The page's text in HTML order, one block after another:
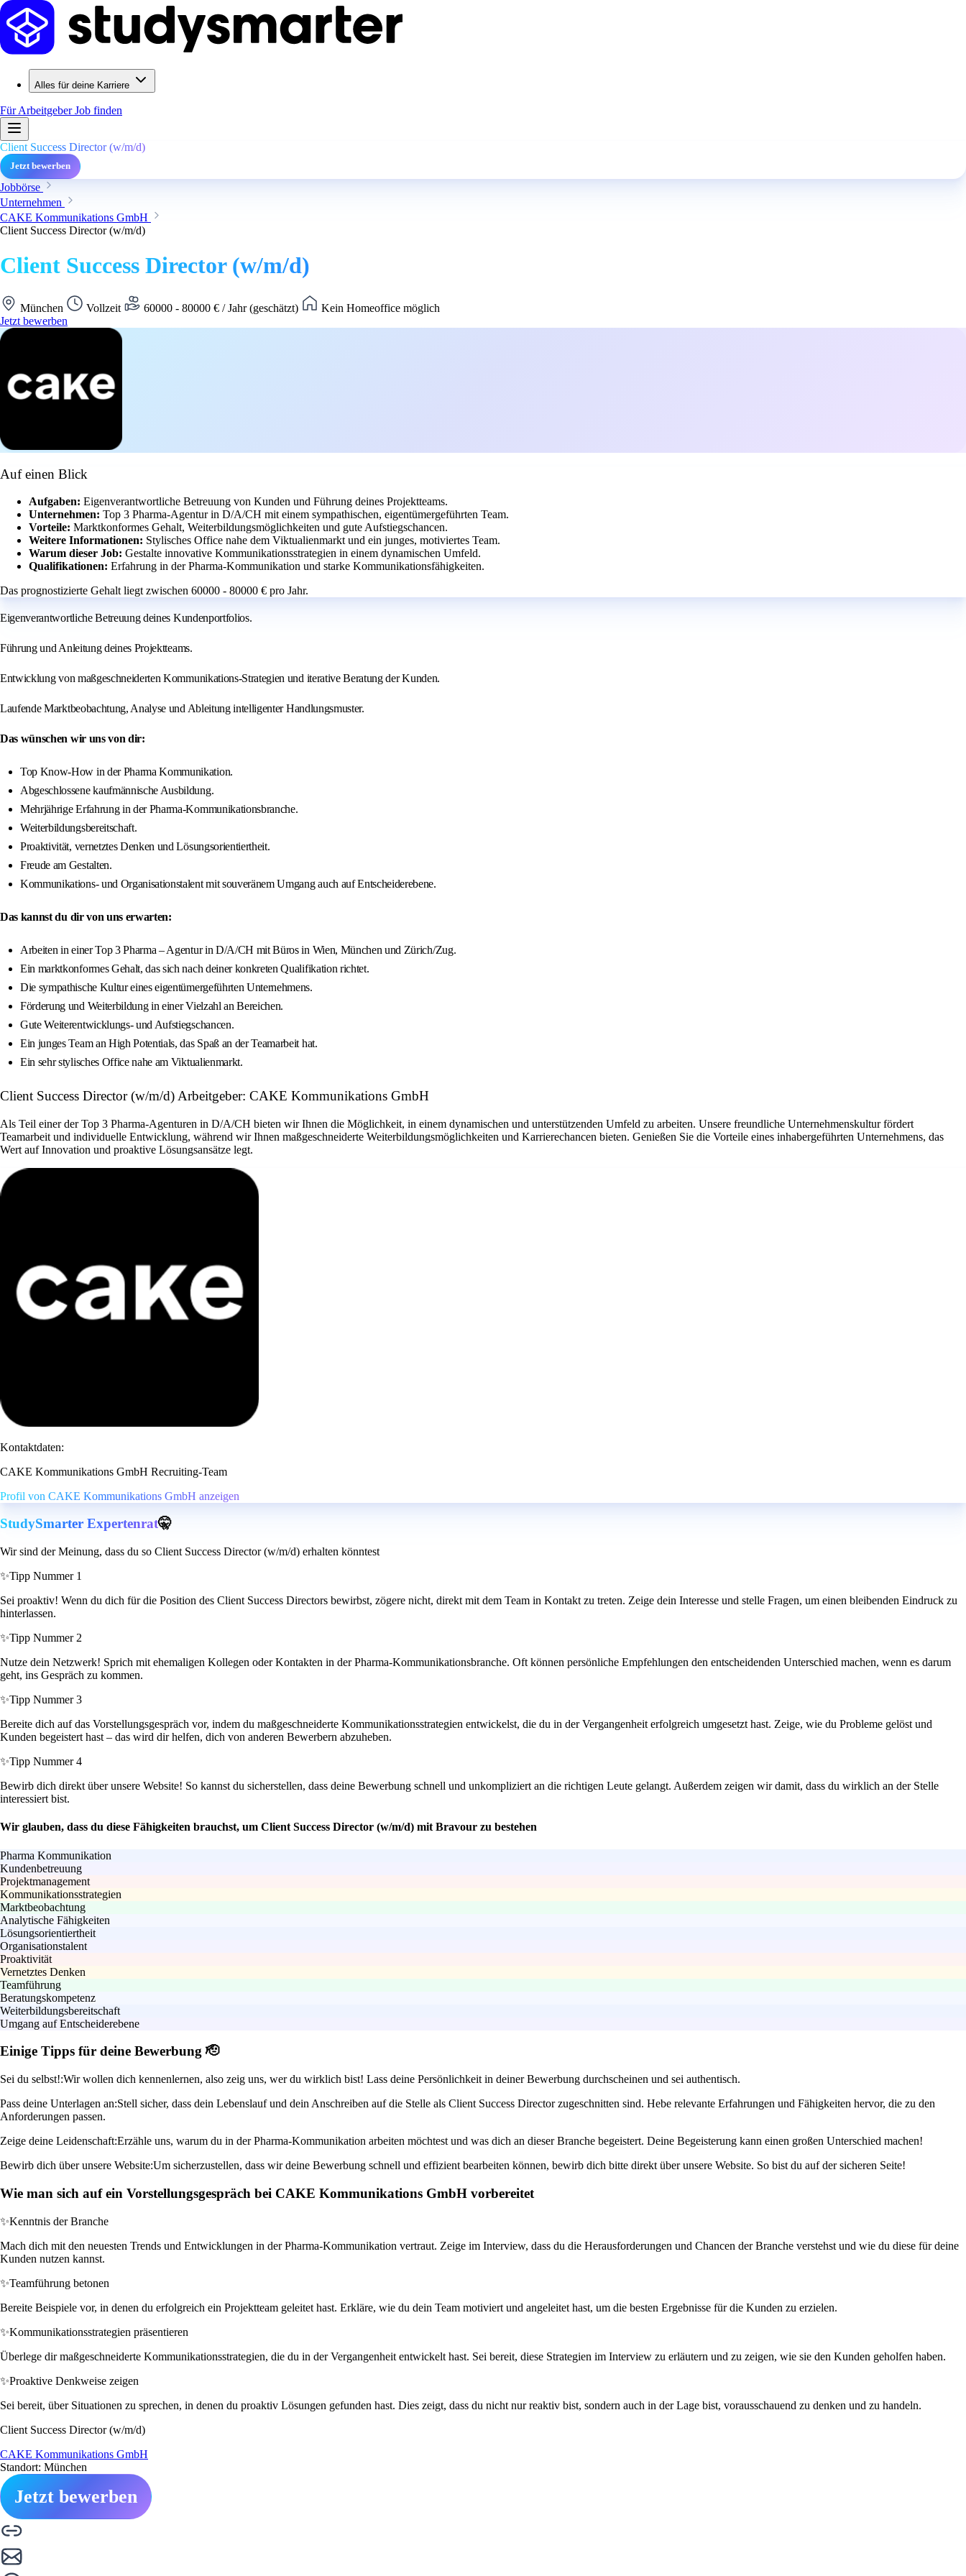
Alles für deine Karriere
Für ArbeitgeberJob finden
Client Success Director (w/m/d)
Jetzt bewerben
Jobbörse
Unternehmen
CAKE Kommunikations GmbH
Client Success Director (w/m/d)
Client Success Director (w/m/d)
München Vollzeit 60000 - 80000 € / Jahr (geschätzt)
Kein Homeoffice möglich
Jetzt bewerben
Auf einen Blick
Aufgaben: Eigenverantwortliche Betreuung von Kunden und Führung deines Projektteams.
Unternehmen: Top 3 Pharma-Agentur in D/A/CH mit einem sympathischen, eigentümergeführten Team.
Vorteile: Marktkonformes Gehalt, Weiterbildungsmöglichkeiten und gute Aufstiegschancen.
Weitere Informationen: Stylisches Office nahe dem Viktualienmarkt und ein junges, motiviertes Team.
Warum dieser Job: Gestalte innovative Kommunikationsstrategien in einem dynamischen Umfeld.
Qualifikationen: Erfahrung in der Pharma-Kommunikation und starke Kommunikationsfähigkeiten.
Das prognostizierte Gehalt liegt zwischen 60000 - 80000 € pro Jahr.
Eigenverantwortliche Betreuung deines Kundenportfolios.
Führung und Anleitung deines Projektteams.
Entwicklung von maßgeschneiderten Kommunikations-Strategien und iterative Beratung der Kunden.
Laufende Marktbeobachtung, Analyse und Ableitung intelligenter Handlungsmuster.
Das wünschen wir uns von dir:
Top Know-How in der Pharma Kommunikation.
Abgeschlossene kaufmännische Ausbildung.
Mehrjährige Erfahrung in der Pharma-Kommunikationsbranche.
Weiterbildungsbereitschaft.
Proaktivität, vernetztes Denken und Lösungsorientiertheit.
Freude am Gestalten.
Kommunikations- und Organisationstalent mit souveränem Umgang auch auf Entscheiderebene.
Das kannst du dir von uns erwarten:
Arbeiten in einer Top 3 Pharma – Agentur in D/A/CH mit Büros in Wien, München und Zürich/Zug.
Ein marktkonformes Gehalt, das sich nach deiner konkreten Qualifikation richtet.
Die sympathische Kultur eines eigentümergeführten Unternehmens.
Förderung und Weiterbildung in einer Vielzahl an Bereichen.
Gute Weiterentwicklungs- und Aufstiegschancen.
Ein junges Team an High Potentials, das Spaß an der Teamarbeit hat.
Ein sehr stylisches Office nahe am Viktualienmarkt.
Client Success Director (w/m/d) Arbeitgeber: CAKE Kommunikations GmbH
Als Teil einer der Top 3 Pharma-Agenturen in D/A/CH bieten wir Ihnen die Möglichkeit, in einem dynamischen und unterstützenden Umfeld zu arbeiten. Unsere freundliche Unternehmenskultur fördert
Teamarbeit und individuelle Entwicklung, während wir Ihnen maßgeschneiderte Weiterbildungsmöglichkeiten und Karrierechancen bieten. Genießen Sie die Vorteile eines inhabergeführten Unternehmens, das
Wert auf Innovation und proaktive Lösungsansätze legt.
Kontaktdaten:
CAKE Kommunikations GmbH Recruiting-Team
Profil von CAKE Kommunikations GmbH anzeigen
StudySmarter Expertenrat🤫
Wir sind der Meinung, dass du so Client Success Director (w/m/d) erhalten könntest
✨Tipp Nummer 1
Sei proaktiv! Wenn du dich für die Position des Client Success Directors bewirbst, zögere nicht, direkt mit dem Team in Kontakt zu treten. Zeige dein Interesse und stelle Fragen, um einen bleibenden Eindruck zu
hinterlassen.
✨Tipp Nummer 2
Nutze dein Netzwerk! Sprich mit ehemaligen Kollegen oder Kontakten in der Pharma-Kommunikationsbranche. Oft können persönliche Empfehlungen den entscheidenden Unterschied machen, wenn es darum
geht, ins Gespräch zu kommen.
✨Tipp Nummer 3
Bereite dich auf das Vorstellungsgespräch vor, indem du maßgeschneiderte Kommunikationsstrategien entwickelst, die du in der Vergangenheit erfolgreich umgesetzt hast. Zeige, wie du Probleme gelöst und
Kunden begeistert hast – das wird dir helfen, dich von anderen Bewerbern abzuheben.
✨Tipp Nummer 4
Bewirb dich direkt über unsere Website! So kannst du sicherstellen, dass deine Bewerbung schnell und unkompliziert an die richtigen Leute gelangt. Außerdem zeigen wir damit, dass du wirklich an der Stelle
interessiert bist.
Wir glauben, dass du diese Fähigkeiten brauchst, um Client Success Director (w/m/d) mit Bravour zu bestehen
Pharma Kommunikation
Kundenbetreuung
Projektmanagement
Kommunikationsstrategien
Marktbeobachtung
Analytische Fähigkeiten
Lösungsorientiertheit
Organisationstalent
Proaktivität
Vernetztes Denken
Teamführung
Beratungskompetenz
Weiterbildungsbereitschaft
Umgang auf Entscheiderebene
Einige Tipps für deine Bewerbung 🫡
Sei du selbst!:Wir wollen dich kennenlernen, also zeig uns, wer du wirklich bist! Lass deine Persönlichkeit in deiner Bewerbung durchscheinen und sei authentisch.
Pass deine Unterlagen an:Stell sicher, dass dein Lebenslauf und dein Anschreiben auf die Stelle als Client Success Director zugeschnitten sind. Hebe relevante Erfahrungen und Fähigkeiten hervor, die zu den
Anforderungen passen.
Zeige deine Leidenschaft:Erzähle uns, warum du in der Pharma-Kommunikation arbeiten möchtest und was dich an dieser Branche begeistert. Deine Begeisterung kann einen großen Unterschied machen!
Bewirb dich über unsere Website:Um sicherzustellen, dass wir deine Bewerbung schnell und effizient bearbeiten können, bewirb dich bitte direkt über unsere Website. So bist du auf der sicheren Seite!
Wie man sich auf ein Vorstellungsgespräch bei CAKE Kommunikations GmbH vorbereitet
✨Kenntnis der Branche
Mach dich mit den neuesten Trends und Entwicklungen in der Pharma-Kommunikation vertraut. Zeige im Interview, dass du die Herausforderungen und Chancen der Branche verstehst und wie du diese für deine
Kunden nutzen kannst.
✨Teamführung betonen
Bereite Beispiele vor, in denen du erfolgreich ein Projektteam geleitet hast. Erkläre, wie du dein Team motiviert und angeleitet hast, um die besten Ergebnisse für die Kunden zu erzielen.
✨Kommunikationsstrategien präsentieren
Überlege dir maßgeschneiderte Kommunikationsstrategien, die du in der Vergangenheit entwickelt hast. Sei bereit, diese Strategien im Interview zu erläutern und zu zeigen, wie sie den Kunden geholfen haben.
✨Proaktive Denkweise zeigen
Sei bereit, über Situationen zu sprechen, in denen du proaktiv Lösungen gefunden hast. Dies zeigt, dass du nicht nur reaktiv bist, sondern auch in der Lage bist, vorausschauend zu denken und zu handeln.
Client Success Director (w/m/d)
CAKE Kommunikations GmbH
Standort: München
Jetzt bewerben